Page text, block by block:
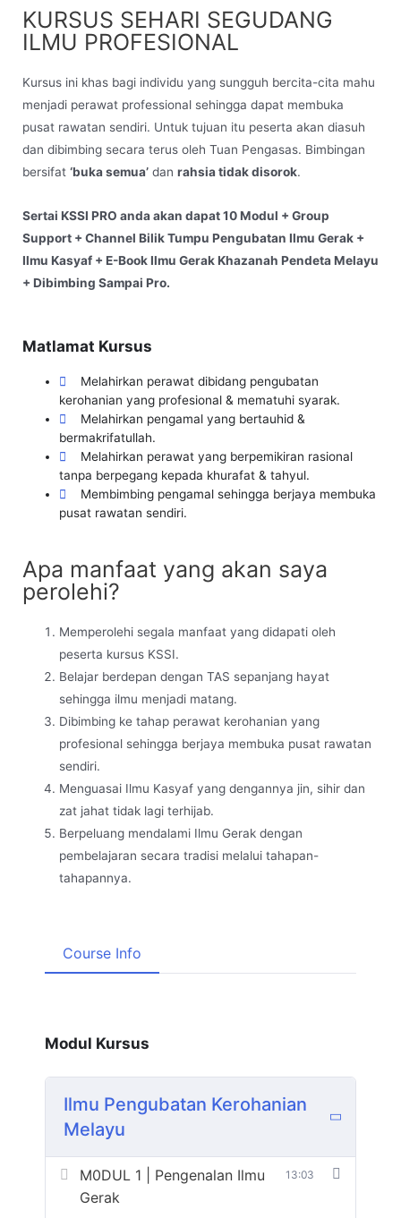
KURSUS SEHARI SEGUDANG
ILMU PROFESIONAL
Kursus ini khas bagi individu yang sungguh bercita-cita mahu
menjadi perawat professional sehingga dapat membuka
pusat rawatan sendiri. Untuk tujuan itu peserta akan diasuh
dan dibimbing secara terus oleh Tuan Pengasas. Bimbingan
bersifat ‘buka semua’ dan rahsia tidak disorok.
Sertai KSSI PRO anda akan dapat 10 Modul + Group
Support + Channel Bilik Tumpu Pengubatan Ilmu Gerak +
Ilmu Kasyaf + E-Book Ilmu Gerak Khazanah Pendeta Melayu
+ Dibimbing Sampai Pro.
Matlamat Kursus
Melahirkan perawat dibidang pengubatan
kerohanian yang profesional & mematuhi syarak.
Melahirkan pengamal yang bertauhid &
bermakrifatullah.
Melahirkan perawat yang berpemikiran rasional
tanpa berpegang kepada khurafat & tahyul.
Membimbing pengamal sehingga berjaya membuka
pusat rawatan sendiri.
Apa manfaat yang akan saya
perolehi?
Memperolehi segala manfaat yang didapati oleh
peserta kursus KSSI.
Belajar berdepan dengan TAS sepanjang hayat
sehingga ilmu menjadi matang.
Dibimbing ke tahap perawat kerohanian yang
profesional sehingga berjaya membuka pusat rawatan
sendiri.
Menguasai Ilmu Kasyaf yang dengannya jin, sihir dan
zat jahat tidak lagi terhijab.
Berpeluang mendalami Ilmu Gerak dengan
pembelajaran secara tradisi melalui tahapan-
tahapannya.
Course Info
Modul Kursus
Ilmu Pengubatan Kerohanian
Melayu
M0DUL 1 | Pengenalan Ilmu
Gerak
13:03